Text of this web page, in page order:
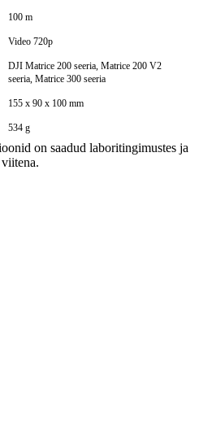
100 m
Video 720p
DJI Matrice 200 seeria, Matrice 200 V2
seeria, Matrice 300 seeria
155 x 90 x 100 mm
534 g
on saadud laboritingimustes ja